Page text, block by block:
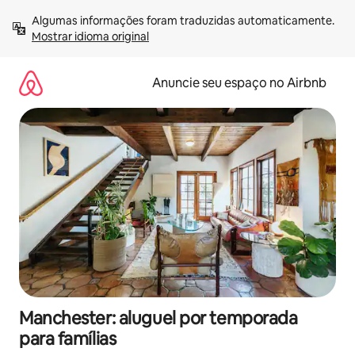
para
Mostrar idioma original
Anuncie seu espaço no Airbnb
Manchester: aluguel por temporada
para famílias